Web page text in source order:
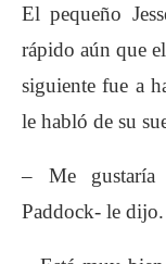
El pequeño
rápido aún que
siguiente fue a
le habló de su
– Me gustaría
Paddock- le dijo.